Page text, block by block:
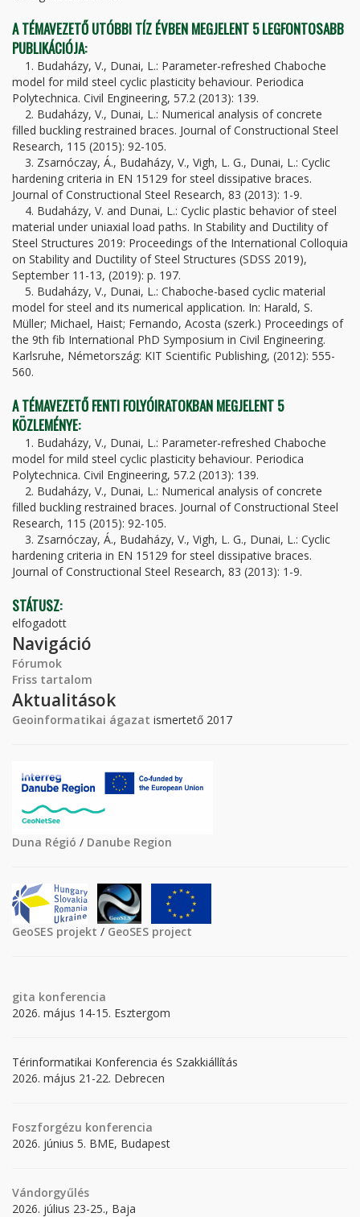
A TÉMAVEZETŐ UTÓBBI TÍZ ÉVBEN MEGJELENT 5 LEGFONTOSABB
PUBLIKÁCIÓJA:
1. Budaházy, V., Dunai, L.: Parameter-refreshed Chaboche
model for mild steel cyclic plasticity behaviour. Periodica
Polytechnica. Civil Engineering, 57.2 (2013): 139.
2. Budaházy, V., Dunai, L.: Numerical analysis of concrete
filled buckling restrained braces. Journal of Constructional Steel
Research, 115 (2015): 92-105.
3. Zsarnóczay, Á., Budaházy, V., Vigh, L. G., Dunai, L.: Cyclic
hardening criteria in EN 15129 for steel dissipative braces.
Journal of Constructional Steel Research, 83 (2013): 1-9.
4. Budaházy, V. and Dunai, L.: Cyclic plastic behavior of steel
material under uniaxial load paths. In Stability and Ductility of
Steel Structures 2019: Proceedings of the International Colloquia
on Stability and Ductility of Steel Structures (SDSS 2019),
September 11-13, (2019): p. 197.
5. Budaházy, V., Dunai, L.: Chaboche-based cyclic material
model for steel and its numerical application. In: Harald, S.
Müller; Michael, Haist; Fernando, Acosta (szerk.) Proceedings of
the 9th fib International PhD Symposium in Civil Engineering.
Karlsruhe, Németország: KIT Scientific Publishing, (2012): 555-
560.
A TÉMAVEZETŐ FENTI FOLYÓIRATOKBAN MEGJELENT 5
KÖZLEMÉNYE:
1. Budaházy, V., Dunai, L.: Parameter-refreshed Chaboche
model for mild steel cyclic plasticity behaviour. Periodica
Polytechnica. Civil Engineering, 57.2 (2013): 139.
2. Budaházy, V., Dunai, L.: Numerical analysis of concrete
filled buckling restrained braces. Journal of Constructional Steel
Research, 115 (2015): 92-105.
3. Zsarnóczay, Á., Budaházy, V., Vigh, L. G., Dunai, L.: Cyclic
hardening criteria in EN 15129 for steel dissipative braces.
Journal of Constructional Steel Research, 83 (2013): 1-9.
STÁTUSZ:
elfogadott
Navigáció
Fórumok
Friss tartalom
Aktualitások
Geoinformatikai ágazat ismertető 2017
Duna Régió / Danube Region
GeoSES projekt / GeoSES project
gita konferencia
2026. május 14-15. Esztergom
Térinformatikai Konferencia és Szakkiállítás
2026. május 21-22. Debrecen
Foszforgézu konferencia
2026. június 5. BME, Budapest
Vándorgyűlés
2026. július 23-25., Baja